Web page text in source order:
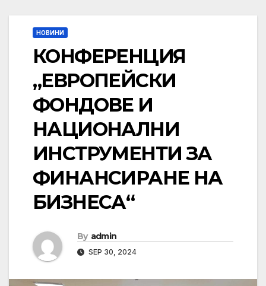
НОВИНИ
КОНФЕРЕНЦИЯ
„ЕВРОПЕЙСКИ
ФОНДОВЕ И
НАЦИОНАЛНИ
ИНСТРУМЕНТИ ЗА
ФИНАНСИРАНЕ НА
БИЗНЕСА“
By admin
SEP 30, 2024